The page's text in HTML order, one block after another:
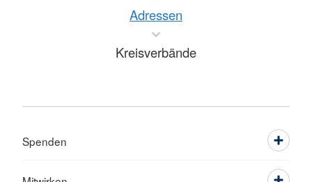
Adressen
Kreisverbände
Spenden